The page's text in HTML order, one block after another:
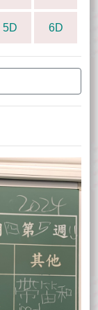
5D 6D